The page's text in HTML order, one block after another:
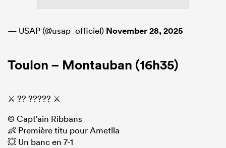
— USAP (@usap_officiel) November 28, 2025
Toulon – Montauban (16h35)
⚔ ?? ????? ⚔
©️ Capt’ain Ribbans
👶 Première titu pour Ametlla
💥 Un banc en 7-1